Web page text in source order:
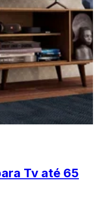
Tv até 65